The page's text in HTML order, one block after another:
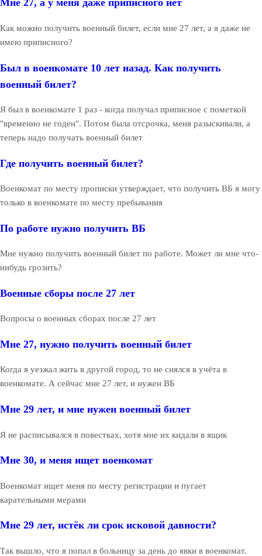
Мне 27, а у меня даже приписного нет
Как можно получить военный билет, если мне 27 лет, а я даже не
имею приписного?
Был в военкомате 10 лет назад. Как получить
военный билет?
Я был в военкомате 1 раз - когда получал приписное с пометкой
"временно не годен". Потом была отсрочка, меня разыскивали, а
теперь надо получать военный билет
Где получить военный билет?
Военкомат по месту прописки утверждает, что получить ВБ я могу
только в военкомате по месту пребывания
По работе нужно получить ВБ
Мне нужно получить военный билет по работе. Может ли мне что-
нибудь грозить?
Военные сборы после 27 лет
Вопросы о военных сборах после 27 лет
Мне 27, нужно получить военный билет
Когда я уезжал жить в другой город, то не снялся в учёта в
военкомате. А сейчас мне 27 лет, и нужен ВБ
Мне 29 лет, и мне нужен военный билет
Я не расписывался в повестках, хотя мне их кидали в ящик
Мне 30, и меня ищет военкомат
Военкомат ищет меня по месту регистрации и пугает
карательными мерами
Мне 29 лет, истёк ли срок исковой давности?
Так вышло, что я попал в больницу за день до явки в военкомат.